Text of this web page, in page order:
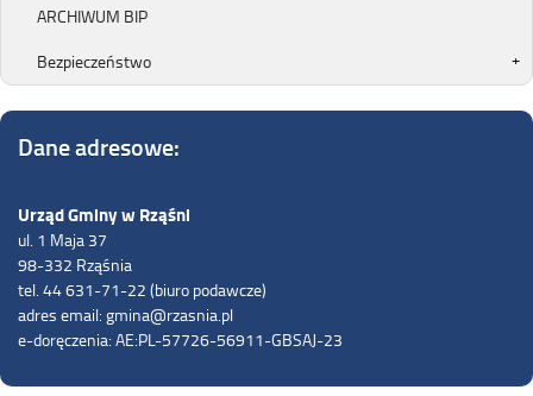
ARCHIWUM BIP
Bezpieczeństwo
Dane adresowe:
Urząd Gminy w Rząśni
ul. 1 Maja 37
98-332 Rząśnia
tel. 44 631-71-22 (biuro podawcze)
adres email: gmina@rzasnia.pl
e-doręczenia: AE:PL-57726-56911-GBSAJ-23